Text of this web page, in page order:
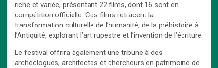
riche et variée, présentant 22 films, dont 16 sont en
compétition officielle. Ces films retracent la
transformation culturelle de l’humanité, de la préhistoire à
l’Antiquité, explorant l’art rupestre et l’invention de l’écriture.
Le festival offrira également une tribune à des
archéologues, architectes et chercheurs en patrimoine de